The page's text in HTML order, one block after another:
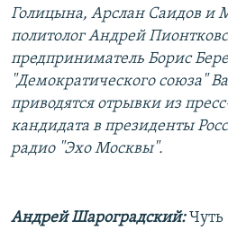
ПОДПИШИТЕСЬ НА
СОЦИАЛЬНЫЕ СЕТИ
Голицына, Арслан Саидов
политолог Андрей
предприниматель Борис
"Демократического союза"
приводятся отрывки из
кандидата в президенты
радио "Эхо Москвы".
Андрей Шароградский:Чуть